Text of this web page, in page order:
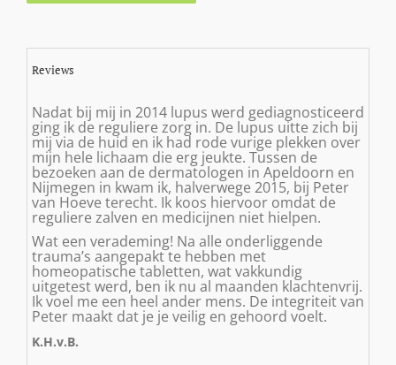
Reviews
Nadat bij mij in 2014 lupus werd gediagnosticeerd
ging ik de reguliere zorg in. De lupus uitte zich bij
mij via de huid en ik had rode vurige plekken over
mijn hele lichaam die erg jeukte. Tussen de
bezoeken aan de dermatologen in Apeldoorn en
Nijmegen in kwam ik, halverwege 2015, bij Peter
van Hoeve terecht. Ik koos hiervoor omdat de
reguliere zalven en medicijnen niet hielpen.
Wat een verademing! Na alle onderliggende
trauma’s aangepakt te hebben met
homeopatische tabletten, wat vakkundig
uitgetest werd, ben ik nu al maanden klachtenvrij.
Ik voel me een heel ander mens. De integriteit van
Peter maakt dat je je veilig en gehoord voelt.
K.H.v.B.